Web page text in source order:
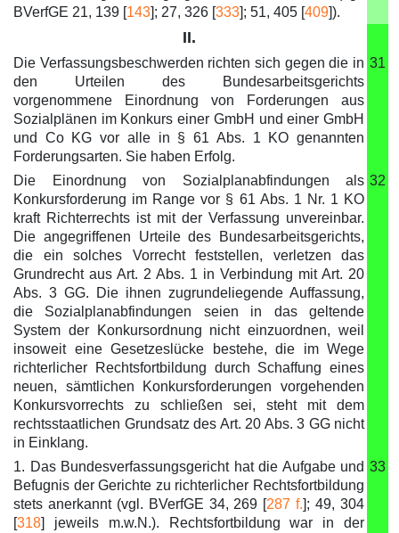
BVerfGE 21, 139 [143]; 27, 326 [333]; 51, 405 [409]).
II.
Die Verfassungsbeschwerden richten sich gegen die in
den Urteilen des Bundesarbeitsgerichts
vorgenommene Einordnung von Forderungen aus
Sozialplänen im Konkurs einer GmbH und einer GmbH
und Co KG vor alle in § 61 Abs. 1 KO genannten
Forderungsarten. Sie haben Erfolg.
31
Die Einordnung von Sozialplanabfindungen als
Konkursforderung im Range vor § 61 Abs. 1 Nr. 1 KO
kraft Richterrechts ist mit der Verfassung unvereinbar.
Die angegriffenen Urteile des Bundesarbeitsgerichts,
die ein solches Vorrecht feststellen, verletzen das
Grundrecht aus Art. 2 Abs. 1 in Verbindung mit Art. 20
Abs. 3 GG. Die ihnen zugrundeliegende Auffassung,
die Sozialplanabfindungen seien in das geltende
System der Konkursordnung nicht einzuordnen, weil
insoweit eine Gesetzeslücke bestehe, die im Wege
richterlicher Rechtsfortbildung durch Schaffung eines
neuen, sämtlichen Konkursforderungen vorgehenden
Konkursvorrechts zu schließen sei, steht mit dem
rechtsstaatlichen Grundsatz des Art. 20 Abs. 3 GG nicht
in Einklang.
32
1. Das Bundesverfassungsgericht hat die Aufgabe und
Befugnis der Gerichte zu richterlicher Rechtsfortbildung
stets anerkannt (vgl. BVerfGE 34, 269 [287 f.]; 49, 304
[318] jeweils m.w.N.). Rechtsfortbildung war in der
33